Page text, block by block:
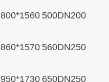
800*1560 500DN200
860*1570 560DN250
950*1730 650DN250